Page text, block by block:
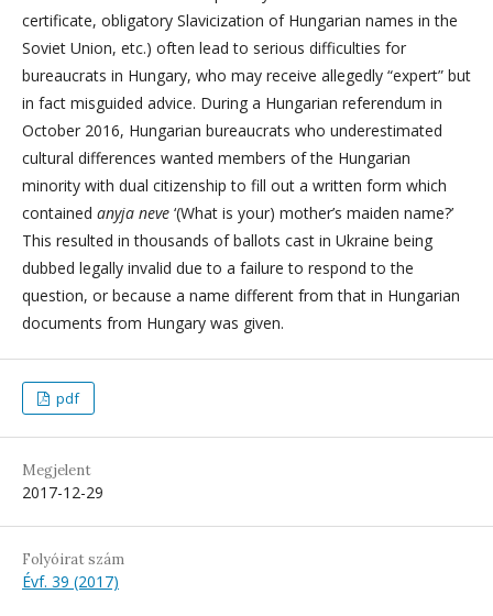
certificate, obligatory Slavicization of Hungarian names in the
Soviet Union, etc.) often lead to serious difficulties for
bureaucrats in Hungary, who may receive allegedly “expert” but
in fact misguided advice. During a Hungarian referendum in
October 2016, Hungarian bureaucrats who underestimated
cultural differences wanted members of the Hungarian
minority with dual citizenship to fill out a written form which
contained anyja neve ‘(What is your) mother’s maiden name?’
This resulted in thousands of ballots cast in Ukraine being
dubbed legally invalid due to a failure to respond to the
question, or because a name different from that in Hungarian
documents from Hungary was given.
pdf
Megjelent
2017-12-29
Folyóirat szám
Évf. 39 (2017)